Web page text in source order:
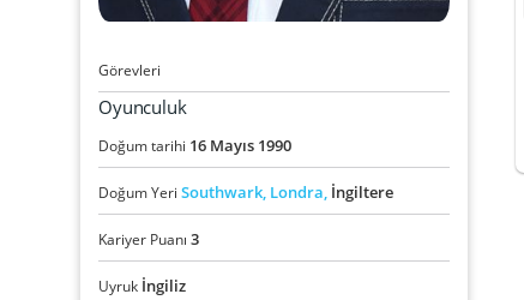
Görevleri
Oyunculuk
Doğum tarihi 16 Mayıs 1990
Doğum Yeri Southwark, Londra, İngiltere
Kariyer Puanı 3
Uyruk İngiliz